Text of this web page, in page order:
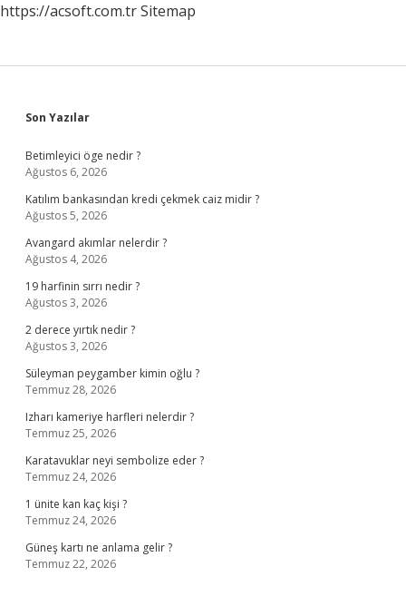
https://acsoft.com.trSitemap
Sidebar
Son Yazılar
Betimleyici öge nedir ?
Ağustos 6, 2026
Katılım bankasından kredi çekmek caiz midir ?
Ağustos 5, 2026
Avangard akımlar nelerdir ?
Ağustos 4, 2026
19 harfinin sırrı nedir ?
Ağustos 3, 2026
2 derece yırtık nedir ?
Ağustos 3, 2026
Süleyman peygamber kimin oğlu ?
Temmuz 28, 2026
Izharı kameriye harfleri nelerdir ?
Temmuz 25, 2026
Karatavuklar neyi sembolize eder ?
Temmuz 24, 2026
1 ünite kan kaç kişi ?
Temmuz 24, 2026
Güneş kartı ne anlama gelir ?
Temmuz 22, 2026